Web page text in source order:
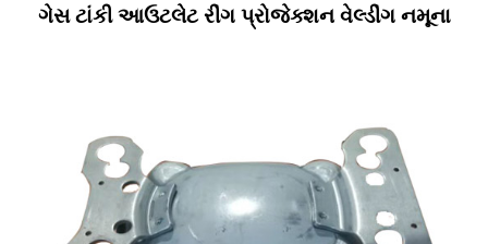
ગેસ ટાંકી આઉટલેટ રીંગ પ્રોજેક્શન વેલ્ડીંગ નમૂના